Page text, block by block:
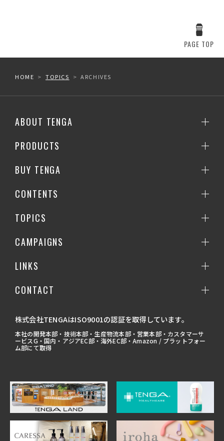
PAGE TOP
HOME TOPICS ARCHIVES
ABOUT TENGA
PRODUCTS
BUY TENGA
CONTENTS
TOPICS
CAMPAIGNS
LINKS
CONTACT
株式会社TENGAはISO9001の認証を取得しています。
本社の開発本部・技術本部・生産物流本部・営業本部・カスタマーサ
ービスG・国内・アジアEC部・海外EC部・Amazon / プラットフォー
ム部にて取得